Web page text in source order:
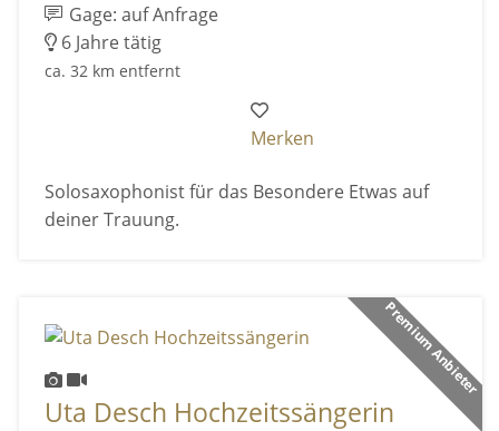
Gage: auf Anfrage
6 Jahre tätig
ca. 32 km entfernt
Merken
Solosaxophonist für das Besondere Etwas auf
deiner Trauung.
Premium Anbieter
Uta Desch Hochzeitssängerin